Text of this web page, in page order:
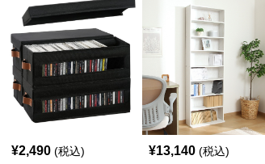
¥2,490 (税込) ¥13,140 (税込)